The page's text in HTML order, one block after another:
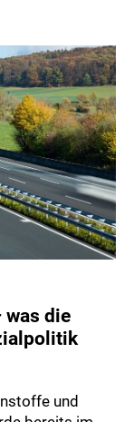
was die
und